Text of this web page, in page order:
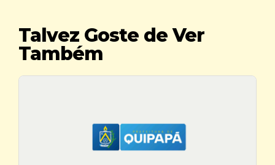
Talvez Goste de Ver
Também